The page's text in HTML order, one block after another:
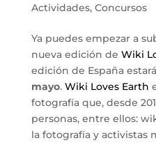
Actividades, Concursos
Ya puedes empezar a
nueva edición de Wiki
edición de España estará
mayo. Wiki Loves Earth
fotografía que, desde
personas, entre ellos:
la fotografía y activistas